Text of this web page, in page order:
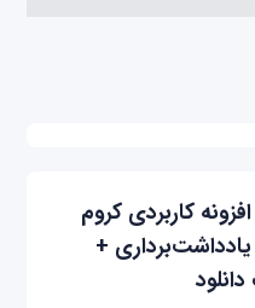
کاربردی کروم
یادداشت‌برداری +